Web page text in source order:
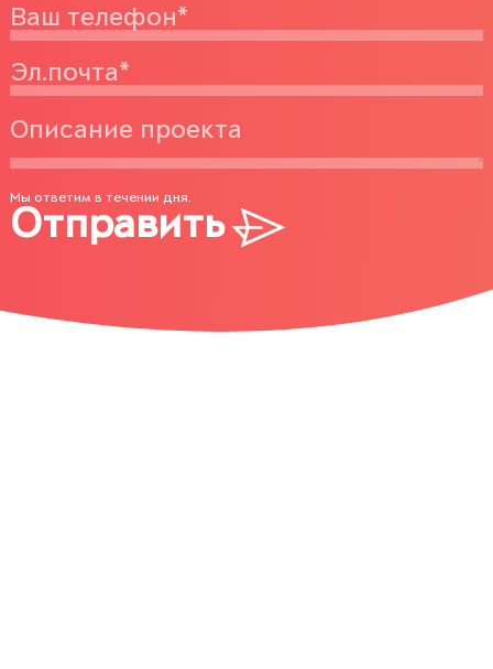
Мы ответим в течении дня.
Отправить